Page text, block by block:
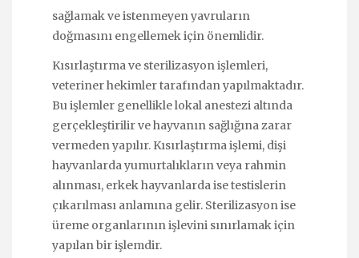
sağlamak ve istenmeyen yavruların
doğmasını engellemek için önemlidir.
Kısırlaştırma ve sterilizasyon işlemleri,
veteriner hekimler tarafından yapılmaktadır.
Bu işlemler genellikle lokal anestezi altında
gerçekleştirilir ve hayvanın sağlığına zarar
vermeden yapılır. Kısırlaştırma işlemi, dişi
hayvanlarda yumurtalıkların veya rahmin
alınması, erkek hayvanlarda ise testislerin
çıkarılması anlamına gelir. Sterilizasyon ise
üreme organlarının işlevini sınırlamak için
yapılan bir işlemdir.